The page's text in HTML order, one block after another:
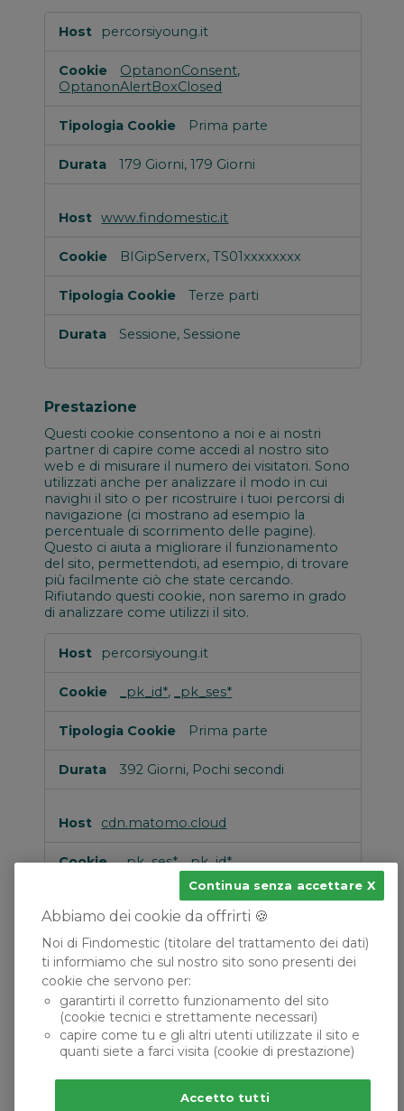
necessari
percorsiyoung.it
OptanonConsent,
OptanonAlertBoxClosed
Prima parte
179 Giorni, 179 Giorni
www.findomestic.it
BIGipServerx, TS01xxxxxxxx
Terze parti
Sessione, Sessione
Prestazione
Questi cookie consentono a noi e ai nostri
partner di capire come accedi al nostro sito
web e di misurare il numero dei visitatori. Sono
utilizzati anche per analizzare il modo in cui
navighi il sito o per ricostruire i tuoi percorsi di
navigazione (ci mostrano ad esempio la
percentuale di scorrimento delle pagine).
Questo ci aiuta a migliorare il funzionamento
del sito, permettendoti, ad esempio, di trovare
più facilmente ciò che state cercando.
Rifiutando questi cookie, non saremo in grado
di analizzare come utilizzi il sito.
percorsiyoung.it
_pk_id*, _pk_ses*
Prima parte
392 Giorni, Pochi secondi
cdn.matomo.cloud
_pk_ses*, _pk_id*
Terze parti
Pochi secondi, 392 Giorni
Abbiamo dei cookie da offrirti 🍪
Noi di Findomestic (titolare del trattamento dei dati)
ti informiamo che sul nostro sito sono presenti dei
cookie che servono per:
garantirti il corretto funzionamento del sito
(cookie tecnici e strettamente necessari)
capire come tu e gli altri utenti utilizzate il sito e
quanti siete a farci visita (cookie di prestazione)
Accetto tutti
Continua senza accettare